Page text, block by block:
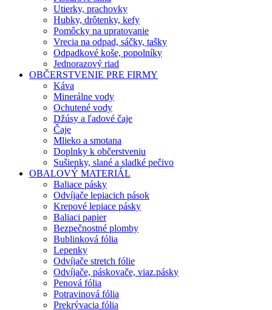
Utierky, prachovky
Hubky, drôtenky, kefy
Pomôcky na upratovanie
Vrecia na odpad, sáčky, tašky
Odpadkové koše, popolníky
Jednorazový riad
OBČERSTVENIE PRE FIRMY
Káva
Minerálne vody
Ochutené vody
Džúsy a ľadové čaje
Čaje
Mlieko a smotana
Doplnky k občerstveniu
Sušienky, slané a sladké pečivo
OBALOVÝ MATERIÁL
Baliace pásky
Odvíjače lepiacich pások
Krepové lepiace pásky
Baliaci papier
Bezpečnostné plomby
Bublinková fólia
Lepenky
Odvíjače stretch fólie
Odvíjače, páskovače, viaz.pásky
Penová fólia
Potravinová fólia
Prekrývacia fólia